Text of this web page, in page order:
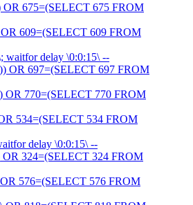
675=(SELECT 675 FROM
609=(SELECT 609 FROM
waitfor delay \0:0:15\ --
OR 697=(SELECT 697 FROM
OR 770=(SELECT 770 FROM
534=(SELECT 534 FROM
delay \0:0:15\ --
OR 324=(SELECT 324 FROM
576=(SELECT 576 FROM